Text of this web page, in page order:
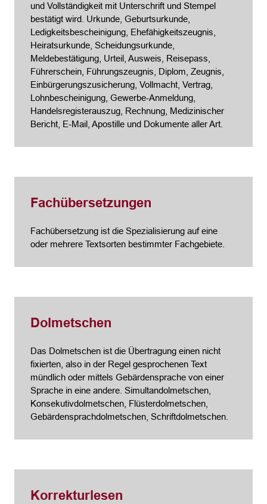
und Vollständigkeit mit Unterschrift und Stempel
bestätigt wird. Urkunde, Geburtsurkunde,
Ledigkeitsbescheinigung, Ehefähigkeitszeugnis,
Heiratsurkunde, Scheidungsurkunde,
Meldebestätigung, Urteil, Ausweis, Reisepass,
Führerschein, Führungszeugnis, Diplom, Zeugnis,
Einbürgerungszusicherung, Vollmacht, Vertrag,
Lohnbescheinigung, Gewerbe-Anmeldung,
Handelsregisterauszug, Rechnung, Medizinischer
Bericht, E-Mail, Apostille und Dokumente aller Art.
Fachübersetzungen
Fachübersetzung ist die Spezialisierung auf eine
oder mehrere Textsorten bestimmter Fachgebiete.
Dolmetschen
Das Dolmetschen ist die Übertragung einen nicht
fixierten, also in der Regel gesprochenen Text
mündlich oder mittels Gebärdensprache von einer
Sprache in eine andere. Simultandolmetschen,
Konsekutivdolmetschen, Flüsterdolmetschen,
Gebärdensprachdolmetschen, Schriftdolmetschen.
Korrekturlesen